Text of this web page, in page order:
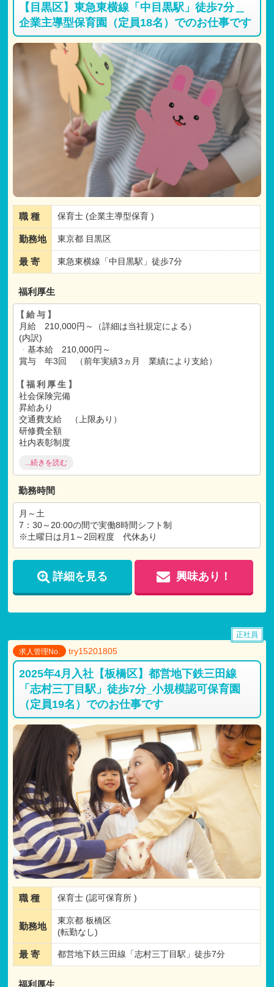
【目黒区】東急東横線「中目黒駅」徒歩7分＿
企業主導型保育園（定員18名）でのお仕事です
職 種 保育士 (企業主導型保育 )
勤務地 東京都 目黒区
最 寄 東急東横線「中目黒駅」徒歩7分
福利厚生
【給与】
月給 210,000円～（詳細は当社規定による）
(内訳)
・ 基本給 210,000円～
賞与 年3回 （前年実績3ヵ月 業績により支給）
【福利厚生】
社会保険完備
昇給あり
交通費支給 （上限あり）
研修費全額
社内表彰制度
退職金制度
福利厚生施設利用制度
※試用期間：有
試用期間:3ヶ月
仕事内容：本採用時と変わらず
月給：月給の95％を支給
...続きを読む
勤務時間
月～土
7：30～20:00の間で実働8時間シフト制
※土曜日は月1～2回程度 代休あり
詳細を見る 興味あり！
求人管理No. try15201805
2025年4月入社【板橋区】都営地下鉄三田線
「志村三丁目駅」徒歩7分_小規模認可保育園
（定員19名）でのお仕事です
正社員
職 種 保育士 (認可保育所 )
勤務地
東京都 板橋区
(転勤なし)
最 寄 都営地下鉄三田線「志村三丁目駅」徒歩7分
福利厚生